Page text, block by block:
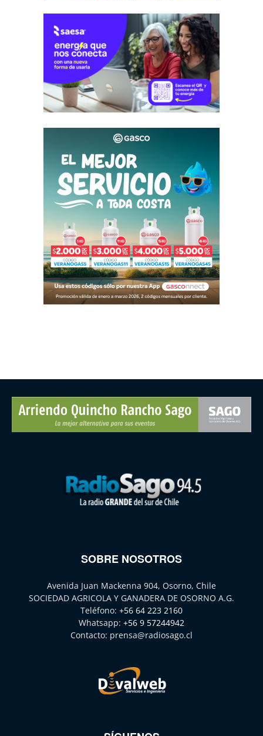
SOBRE NOSOTROS
Avenida Juan Mackenna 904, Osorno, Chile
SOCIEDAD AGRICOLA Y GANADERA DE OSORNO A.G.
Teléfono: +56 64 223 2160
Whatsapp: +56 9 57244942
Contacto: prensa@radiosago.cl